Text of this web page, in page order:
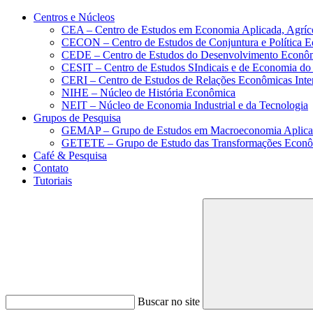
Conteúdo principal Menu principal
Centros e Núcleos
CEA – Centro de Estudos em Economia Aplicada,
CECON – Centro de Estudos de Conjuntura e Política
CEDE – Centro de Estudos do Desenvolvimento
CESIT – Centro de Estudos SIndicais e de Economia
CERI – Centro de Estudos de Relações Econômicas
NIHE – Núcleo de História Econômica
NEIT – Núcleo de Economia Industrial e da Tecnologia
Grupos de Pesquisa
GEMAP – Grupo de Estudos em Macroeconomia
GETETE – Grupo de Estudo das Transformações
Café & Pesquisa
Contato
Tutoriais
Buscar no site